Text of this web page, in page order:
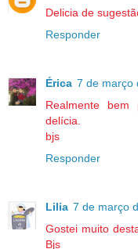
Delicia de
Responder
Érica 7 de março
Realmente
delícia.
bjs
Responder
Lilia 7 de março
Gostei muito
Bjs